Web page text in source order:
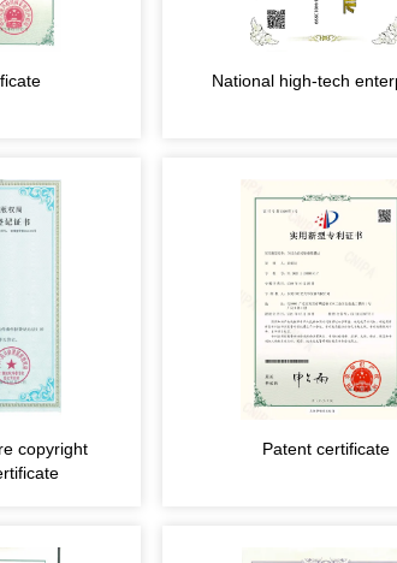
National high-tech
copyright
Patent certificate